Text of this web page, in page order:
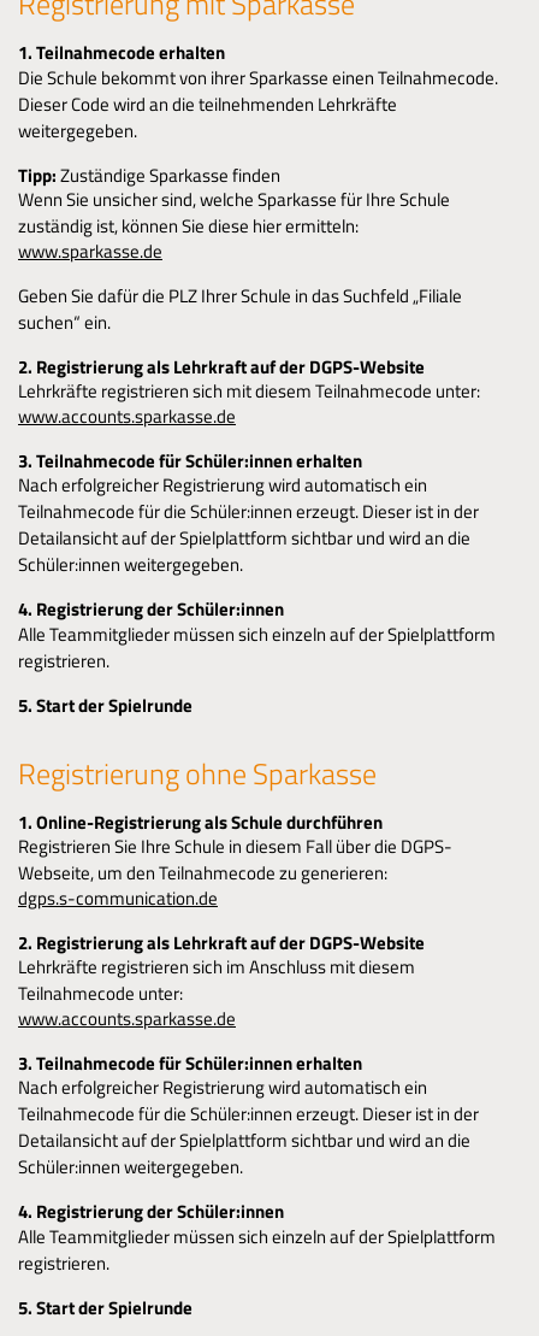
1. Teilnahmecode erhalten
Die Schule bekommt von ihrer Sparkasse einen Teilnahmecode.
Dieser Code wird an die teilnehmenden Lehrkräfte
weitergegeben.
Tipp:Zuständige Sparkasse finden
Wenn Sie unsicher sind, welche Sparkasse für Ihre Schule
zuständig ist, können Sie diese hier ermitteln:
www.sparkasse.de
Geben Sie dafür die PLZ Ihrer Schule in das Suchfeld „Filiale
suchen“ ein.
2. Registrierung als Lehrkraft auf der DGPS-Website
Lehrkräfte registrieren sich mit diesem Teilnahmecode unter:
www.accounts.sparkasse.de
3. Teilnahmecode für Schüler:innen erhalten
Nach erfolgreicher Registrierung wird automatisch ein
Teilnahmecode für die Schüler:innen erzeugt. Dieser ist in der
Detailansicht auf der Spielplattform sichtbar und wird an die
Schüler:innen weitergegeben.
4. Registrierung der Schüler:innen
Alle Teammitglieder müssen sich einzeln auf der Spielplattform
registrieren.
5. Start der Spielrunde
Registrierung ohne Sparkasse
1. Online-Registrierung als Schule durchführen
Registrieren Sie Ihre Schule in diesem Fall über die DGPS-
Webseite, um den Teilnahmecode zu generieren:
dgps.s-communication.de
2. Registrierung als Lehrkraft auf der DGPS-Website
Lehrkräfte registrieren sich im Anschluss mit diesem
Teilnahmecode unter:
www.accounts.sparkasse.de
3. Teilnahmecode für Schüler:innen erhalten
Nach erfolgreicher Registrierung wird automatisch ein
Teilnahmecode für die Schüler:innen erzeugt. Dieser ist in der
Detailansicht auf der Spielplattform sichtbar und wird an die
Schüler:innen weitergegeben.
4. Registrierung der Schüler:innen
Alle Teammitglieder müssen sich einzeln auf der Spielplattform
registrieren.
5. Start der Spielrunde